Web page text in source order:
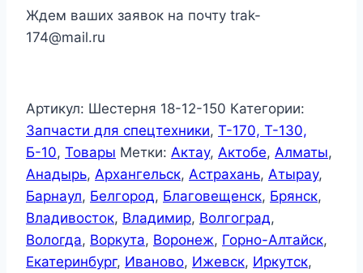
Ждем ваших заявок на почту trak-
174@mail.ru
Артикул: Шестерня 18-12-150 Категории:
Запчасти для спецтехники, Т-170, Т-130,
Б-10, Товары Метки: Актау, Актобе, Алматы,
Анадырь, Архангельск, Астрахань, Атырау,
Барнаул, Белгород, Благовещенск, Брянск,
Владивосток, Владимир, Волгоград,
Вологда, Воркута, Воронеж, Горно-Алтайск,
Екатеринбург, Иваново, Ижевск, Иркутск,